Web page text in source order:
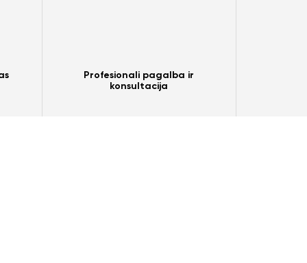
Profesionali pagalba ir
konsultacija